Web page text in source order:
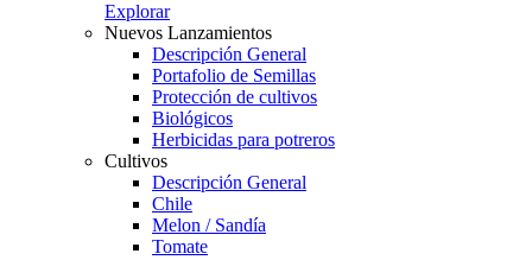
Explorar
Nuevos Lanzamientos
Descripción General
Portafolio de Semillas
Protección de cultivos
Biológicos
Herbicidas para potreros
Cultivos
Descripción General
Chile
Melon / Sandía
Tomate